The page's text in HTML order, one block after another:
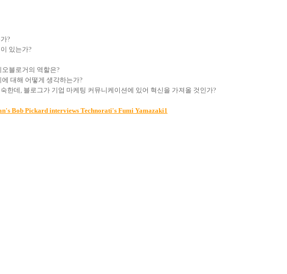
?
있는가?
블로거의 역할은?
대해 어떻게 생각하는가?
한데, 블로그가 기업 마케팅 커뮤니케이션에 있어 혁신을 가져올 것인가?
Bob Pickard interviews Technorati's Fumi Yamazaki1